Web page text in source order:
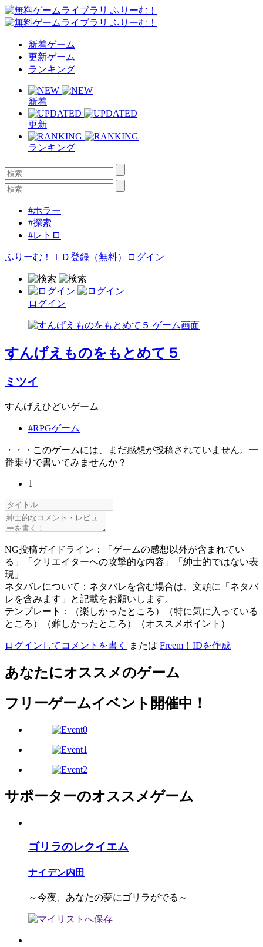
新着ゲーム
更新ゲーム
ランキング
新着
更新
ランキング
#ホラー
#探索
#レトロ
ふりーむ！ＩＤ登録（無料） ログイン
ログイン
すんげえものをもとめて５
ミツイ
すんげえひどいゲーム
#RPGゲーム
・・・このゲームには、まだ感想が投稿されていません。一
番乗りで書いてみませんか？
1
NG投稿ガイドライン：「ゲームの感想以外が含まれてい
る」「クリエイターへの攻撃的な内容」「紳士的ではない表
現」
ネタバレについて：ネタバレを含む場合は、文頭に「ネタバ
レを含みます」と記載をお願いします。
テンプレート：（楽しかったところ）（特に気に入っている
ところ）（難しかったところ）（オススメポイント）
ログインしてコメントを書く または Freem！IDを作成
あなたにオススメのゲーム
フリーゲームイベント開催中！
サポーターのオススメゲーム
ゴリラのレクイエム
ナイデン内田
～今夜、あなたの夢にゴリラがでる～